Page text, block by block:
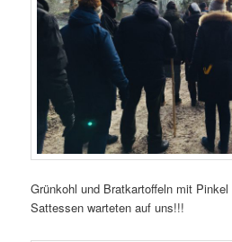
Grünkohl und Bratkartoffeln mit
Sattessen warteten auf uns!!!